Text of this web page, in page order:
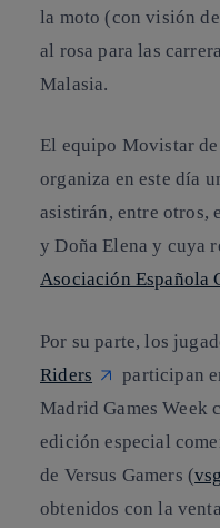
la moto (con visión
al rosa para las
Malasia.
El equipo Movistar
organiza en este día
asistirán, entre otros,
y Doña Elena y cuya
Asociación Española
Por su parte, los
Riders
participan
Madrid Games Week
edición especial
de Versus Gamers (
obtenidos con la